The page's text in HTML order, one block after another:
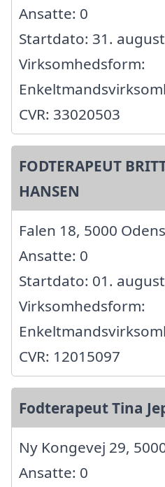
Ansatte: 0
Startdato: 31.
Virksomhedsform:
CVR: 33020503
FODTERAPEUT
HANSEN
Falen 18, 5000
Ansatte: 0
Startdato: 01.
Virksomhedsform:
CVR: 12015097
Fodterapeut Tina
Ny Kongevej 29,
Ansatte: 0